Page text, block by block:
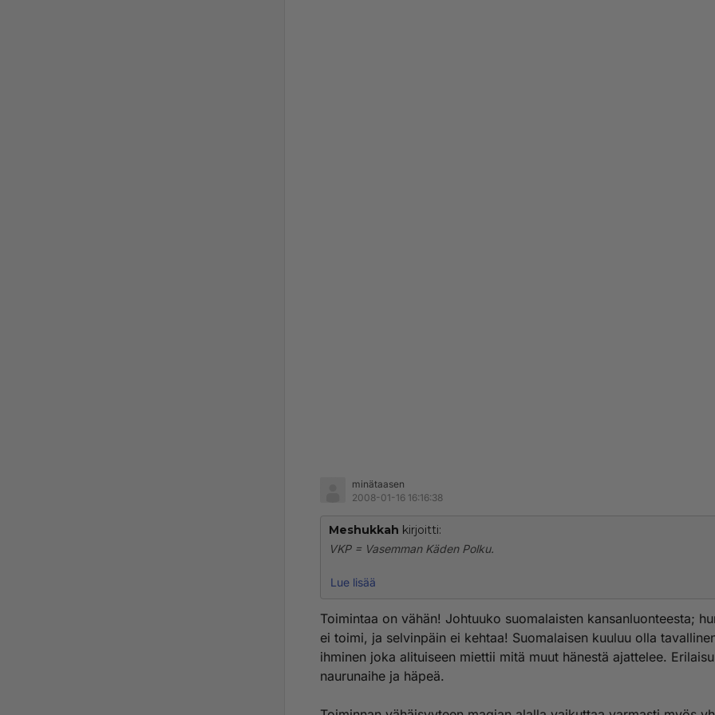
minätaasen
2008-01-16 16:16:38
Meshukkah kirjoitti:
VKP = Vasemman Käden Polku.
Samanlaisia omilla tahoillaan jos jotakin magiaa harjoittavia varmasti
järjestäytymistä on tarjolla vähemmän. Miksiköhän?!
Lue lisää
Toimintaa on vähän! Johtuuko suomalaisten kansanluonteesta;
ei toimi, ja selvinpäin ei kehtaa! Suomalaisen kuuluu olla
ihminen joka alituiseen miettii mitä muut hänestä ajattelee.
naurunaihe ja häpeä.